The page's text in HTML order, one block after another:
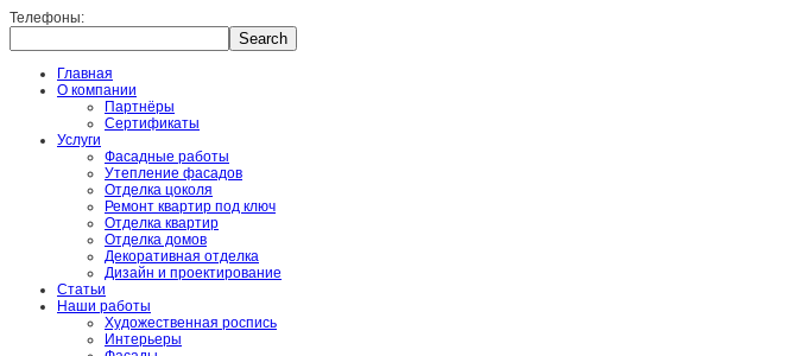
Телефоны:
Главная
О компании
Партнёры
Сертификаты
Услуги
Фасадные работы
Утепление фасадов
Отделка цоколя
Ремонт квартир под ключ
Отделка квартир
Отделка домов
Декоративная отделка
Дизайн и проектирование
Статьи
Наши работы
Художественная роспись
Интерьеры